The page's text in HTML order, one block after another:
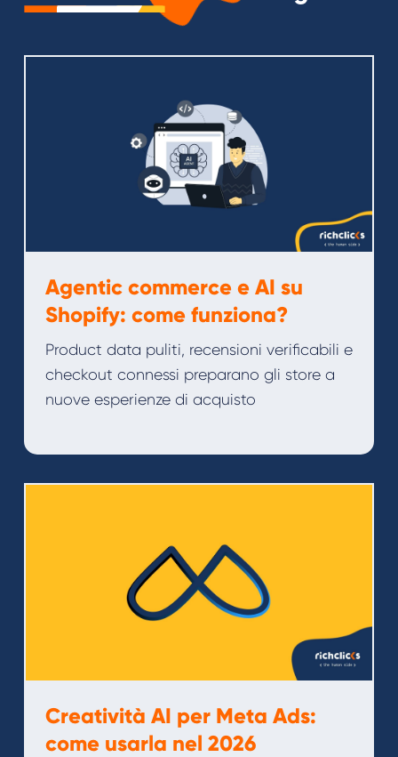
Agentic commerce e AI su
Shopify: come funziona?
Product data puliti, recensioni verificabili e
checkout connessi preparano gli store a
nuove esperienze di acquisto
Creatività AI per Meta Ads:
come usarla nel 2026